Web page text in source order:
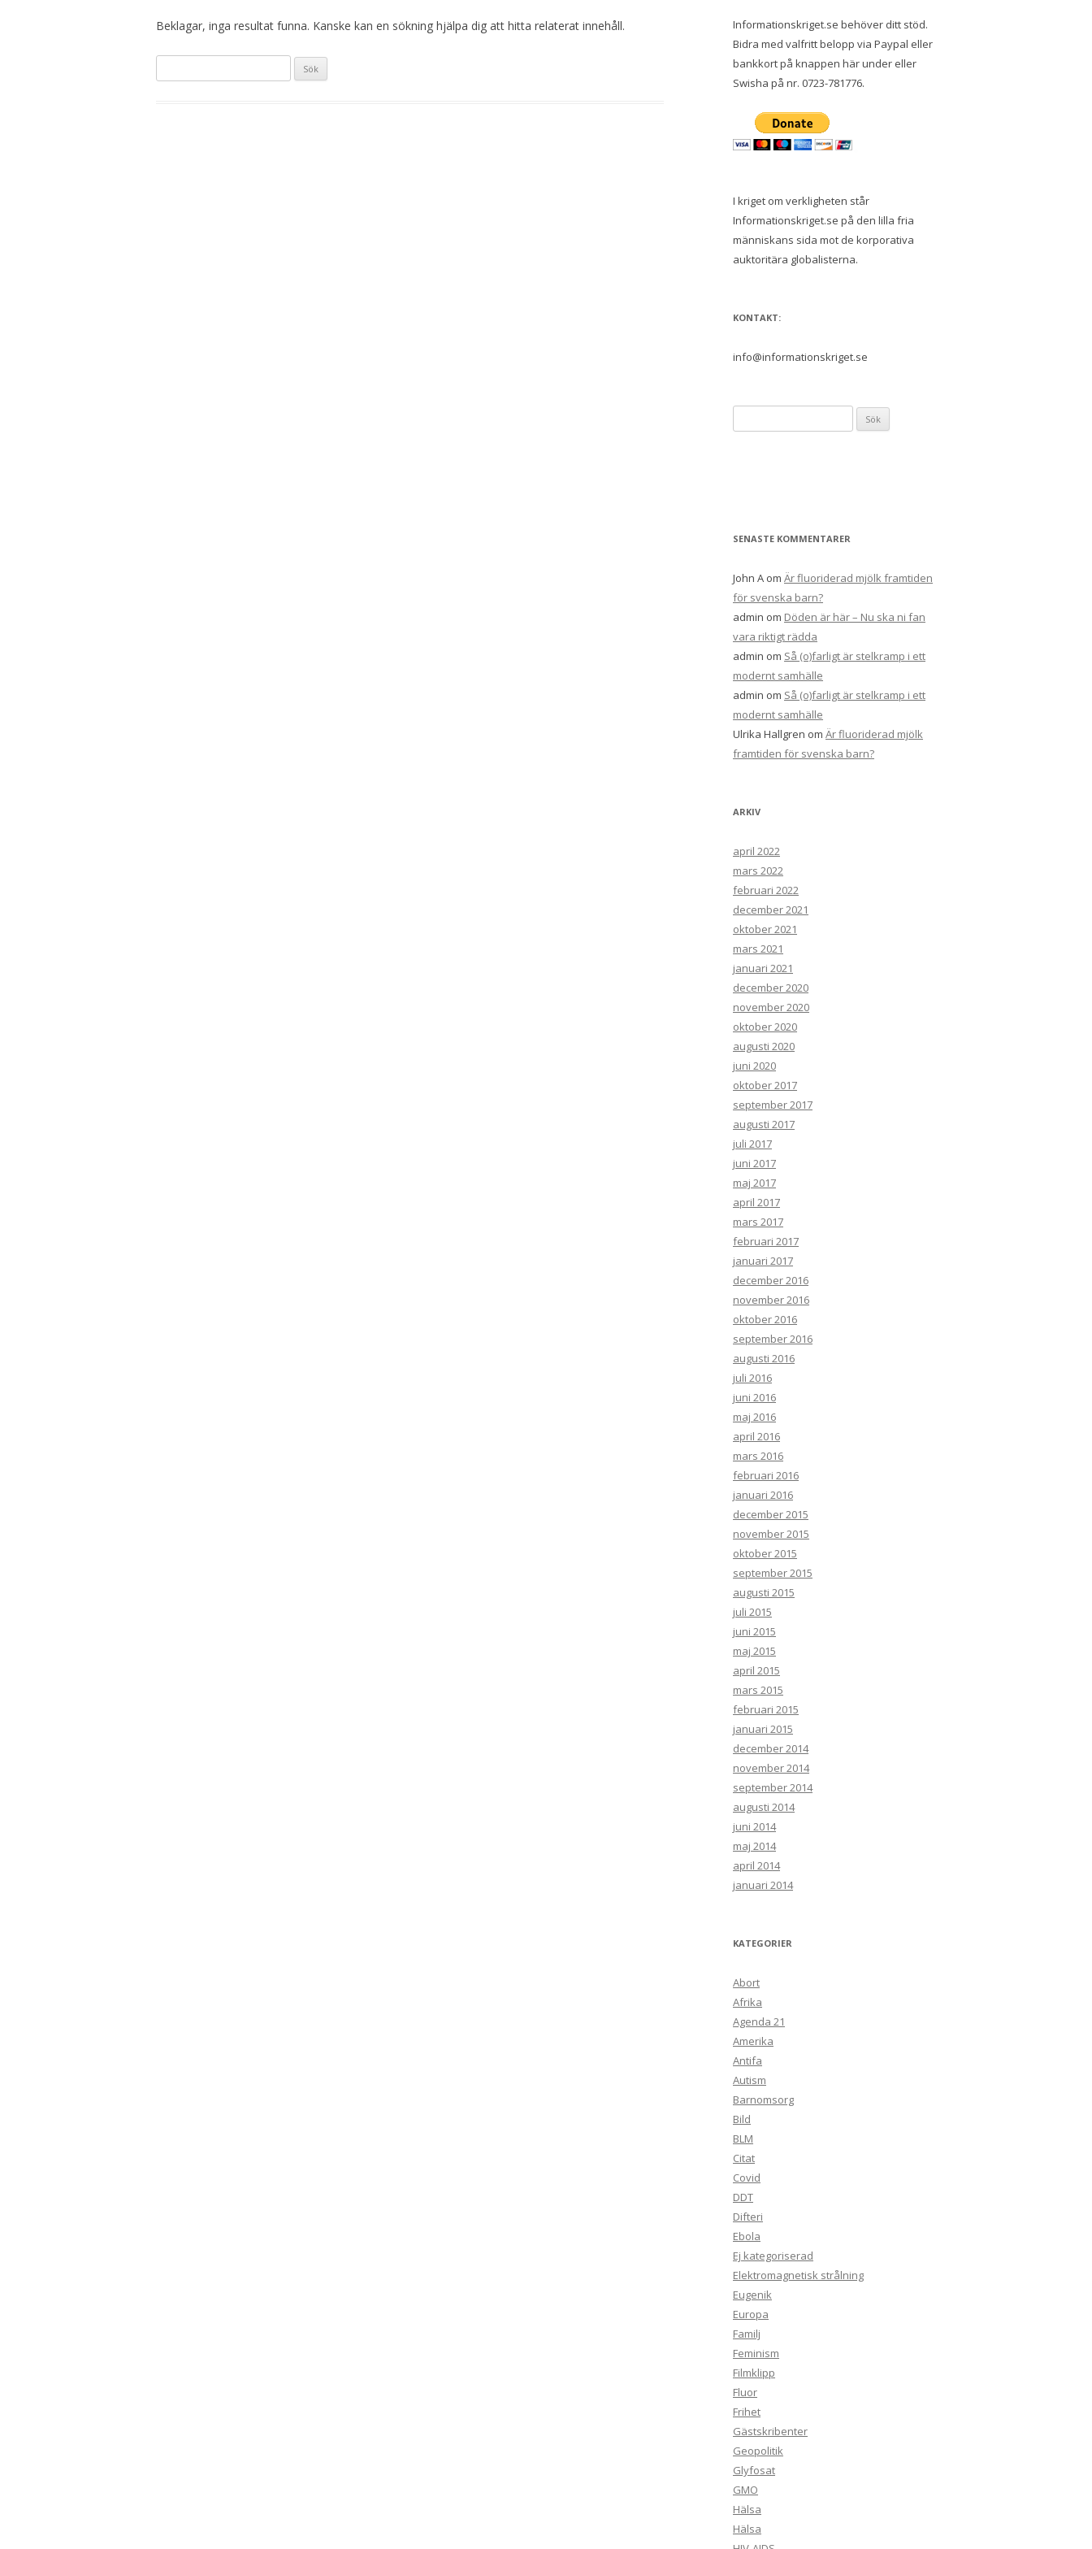
Beklagar, inga resultat funna. Kanske kan en sökning hjälpa dig att hitta relaterat innehåll.
ö
Informationskriget.se behöver ditt stöd.
Bidra med valfritt belopp via Paypal eller
bankkort på knappen här under eller
Swisha på nr. 0723-781776.
I kriget om verkligheten står
Informationskriget.se på den lilla fria
människans sida mot de korporativa
auktoritära globalisterna.
KONTAKT:
info@informationskriget.se
ö
e
:
SENASTE KOMMENTARER
John A om Är fluoriderad mjölk framtiden
för svenska barn?
admin om Döden är här – Nu ska ni fan
vara riktigt rädda
admin om Så (o)farligt är stelkramp i ett
modernt samhälle
admin om Så (o)farligt är stelkramp i ett
modernt samhälle
Ulrika Hallgren om Är fluoriderad mjölk
framtiden för svenska barn?
ARKIV
april 2022
mars 2022
februari 2022
december 2021
oktober 2021
mars 2021
januari 2021
december 2020
november 2020
oktober 2020
augusti 2020
juni 2020
oktober 2017
september 2017
augusti 2017
juli 2017
juni 2017
maj 2017
april 2017
mars 2017
februari 2017
januari 2017
december 2016
november 2016
oktober 2016
september 2016
augusti 2016
juli 2016
juni 2016
maj 2016
april 2016
mars 2016
februari 2016
januari 2016
december 2015
november 2015
oktober 2015
september 2015
augusti 2015
juli 2015
juni 2015
maj 2015
april 2015
mars 2015
februari 2015
januari 2015
december 2014
november 2014
september 2014
augusti 2014
juni 2014
maj 2014
april 2014
januari 2014
KATEGORIER
Abort
Afrika
Agenda 21
Amerika
Antifa
Autism
Barnomsorg
Bild
BLM
Citat
Covid
DDT
Difteri
Ebola
Ej kategoriserad
Elektromagnetisk strålning
Eugenik
Europa
Familj
Feminism
Filmklipp
Fluor
Frihet
Gästskribenter
Geopolitik
Glyfosat
GMO
Hälsa
Hälsa